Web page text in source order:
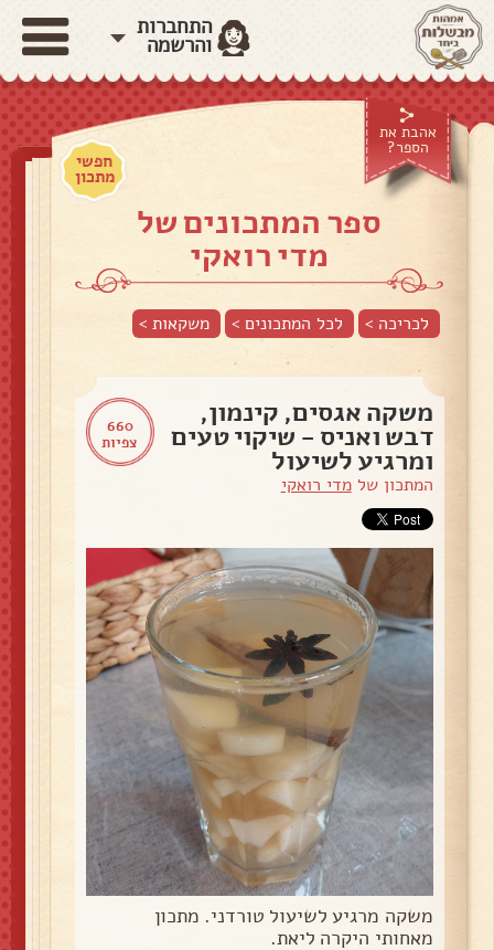
התחברות
והרשמה
אהבת את
הספר?
חפשי
מתכון
ספר המתכונים של
מדי רואקי
לכריכה > לכל המתכונים > משקאות>
660
צפיות
משקה אגסים, קינמון,
דבש ואניס - שיקוי טעים
ומרגיע לשיעול
המתכון שלמדי רואקי
משקה מרגיע לשיעול טורדני. מתכון
מאחותי היקרה ליאת.